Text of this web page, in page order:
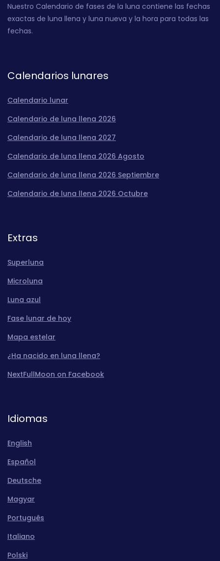
Nuestro Calendario de fases de la luna contiene las fechas
exactas de luna llena y luna nueva y la hora para todas las
fechas.
Calendarios lunares
Calendario lunar
Calendario de luna llena 2026
Calendario de luna llena 2027
Calendario de luna llena 2026 Agosto
Calendario de luna llena 2026 Septiembre
Calendario de luna llena 2026 Octubre
Extras
Superluna
Microluna
Luna azul
Fase lunar de hoy
Mapa estelar
¿Ha nacido en luna llena?
NextFullMoon on Facebook
Idiomas
English
Español
Deutsche
Magyar
Português
Italiano
Polski